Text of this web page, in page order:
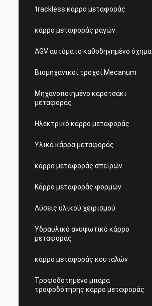
trackless κάρρο μεταφοράς
κάρρο μεταφοράς ραγών
AGV αυτόματο καθοδηγημένο όχημα
Βιομηχανικοί τροχοί Mecanum
Μηχανοποιημένο καροτσάκι
μεταφοράς
Ηλεκτρικό κάρρο μεταφοράς
Υλικά κάρρα μεταφοράς
κάρρο μεταφοράς σπειρών
Κάρρο μεταφοράς φορμών
Λύσεις υλικού χειρισμού
Υδραυλικό ανυψωτικό κάρρο
μεταφοράς
κάρρο μεταφοράς κουταλών
Τροφοδοτημένο μπάρα
τροφοδότησης κάρρο μεταφοράς